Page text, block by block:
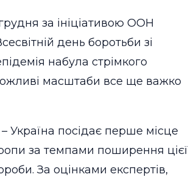
за ініціативою ООН
день боротьби зі
набула стрімкого
масштаби все ще важко
– Україна посідає перше місце
за темпами поширення цієї
За оцінками експертів,